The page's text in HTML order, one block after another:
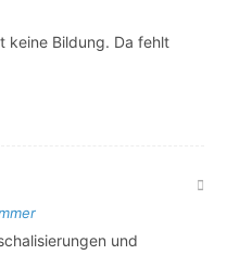
keine Bildung. Da fehlt
und